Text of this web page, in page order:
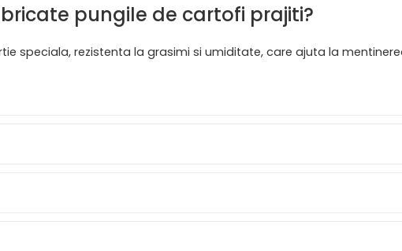
pungile de cartofi prajiti?
speciala, rezistenta la grasimi si umiditate, care ajuta la